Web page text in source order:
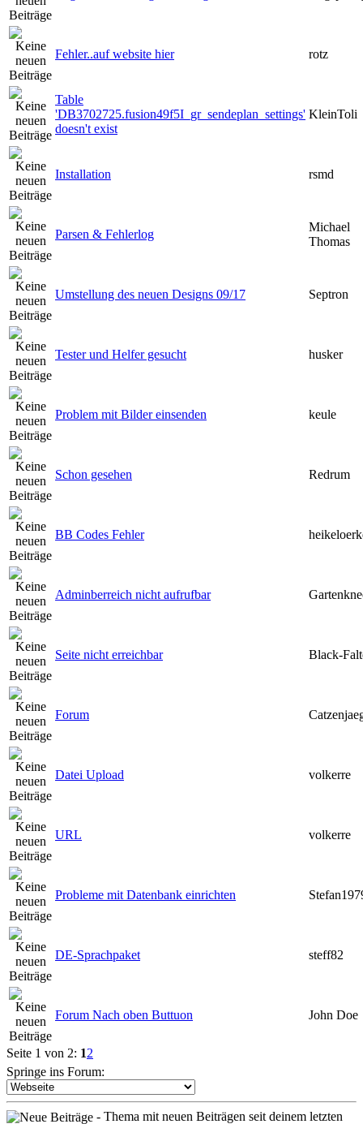
Fehler..auf website hier rotz
Table
'DB3702725.fusion49f5I_gr_sendeplan_settings'
doesn't exist
KleinToli
Installation rsmd
Parsen & Fehlerlog
Michael
Thomas
Umstellung des neuen Designs 09/17 Septron
Tester und Helfer gesucht husker
Problem mit Bilder einsenden keule
Schon gesehen Redrum
BB Codes Fehler
Adminberreich nicht aufrufbar
Seite nicht erreichbar Black-
Forum
Datei Upload volkerre
URL volkerre
Probleme mit Datenbank einrichten
DE-Sprachpaket steff82
Forum Nach oben Buttuon John Doe
Seite 1 von 2: 12
Springe ins Forum:
- Thema mit neuen Beiträgen seit deinem letzten